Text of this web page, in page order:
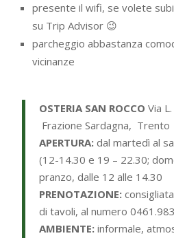
presente il wifi, se volete
su Trip Advisor 😉
parcheggio abbastanza
vicinanze
OSTERIA SAN ROCCO Via
Frazione Sardagna, Trento
APERTURA: dal martedì al
(12-14.30 e 19 – 22.30;
pranzo, dalle 12 alle 14.30
PRENOTAZIONE:
di tavoli, al numero
AMBIENTE: informale,